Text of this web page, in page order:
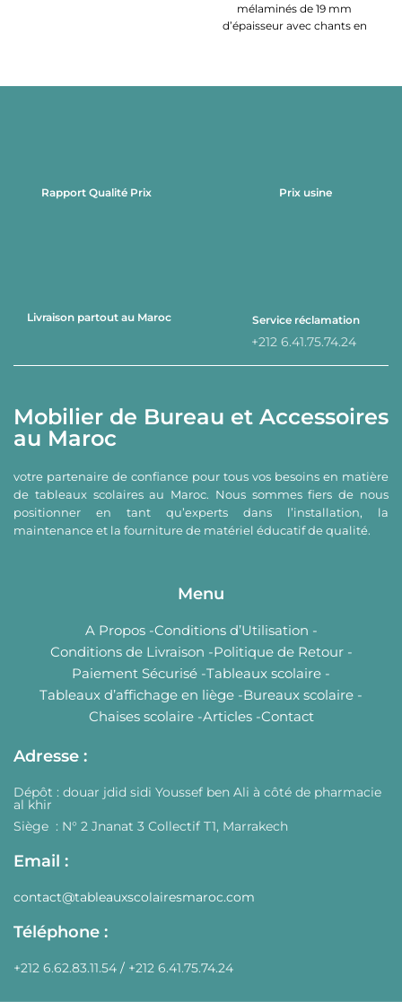
mélaminés de 19 mm
d’épaisseur avec chants en
Rapport Qualité Prix Prix usine
Livraison partout au Maroc Service réclamation
+212 6.41.75.74.24
Mobilier de Bureau et Accessoires
au Maroc
votre partenaire de confiance pour tous vos besoins en matière
de tableaux scolaires au Maroc. Nous sommes fiers de nous
positionner en tant qu’experts dans l’installation, la
maintenance et la fourniture de matériel éducatif de qualité.
Menu
A Propos -Conditions d’Utilisation -
Conditions de Livraison -Politique de Retour -
Paiement Sécurisé -Tableaux scolaire -
Tableaux d’affichage en liège -Bureaux scolaire -
Chaises scolaire -Articles -Contact
Adresse :
Dépôt : douar jdid sidi Youssef ben Ali à côté de pharmacie
al khir
Siège : N° 2 Jnanat 3 Collectif T1, Marrakech
Email :
contact@tableauxscolairesmaroc.com
Téléphone :
+212 6.62.83.11.54 / +212 6.41.75.74.24